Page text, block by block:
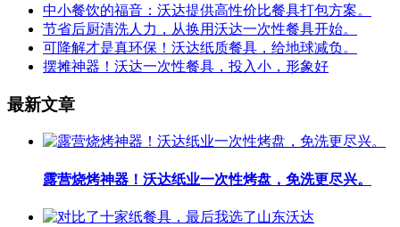
中小餐饮的福音：沃达提供高性价比餐具打包方案。
节省后厨清洗人力，从换用沃达一次性餐具开始。
可降解才是真环保！沃达纸质餐具，给地球减负。
摆摊神器！沃达一次性餐具，投入小，形象好
最新文章
露营烧烤神器！沃达纸业一次性烤盘，免洗更尽兴。